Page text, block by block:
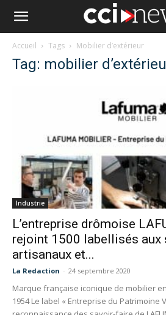
Accueil Tags Mobilier d’extérieur
Tag: mobilier
Industrie
L’entreprise drômoise
rejoint 1500 labellisés aux
artisanaux et...
La Redaction - 24 septembre 2020
Marque française iconique de mobilier
1954 Le label « Entreprise du Patrimoine